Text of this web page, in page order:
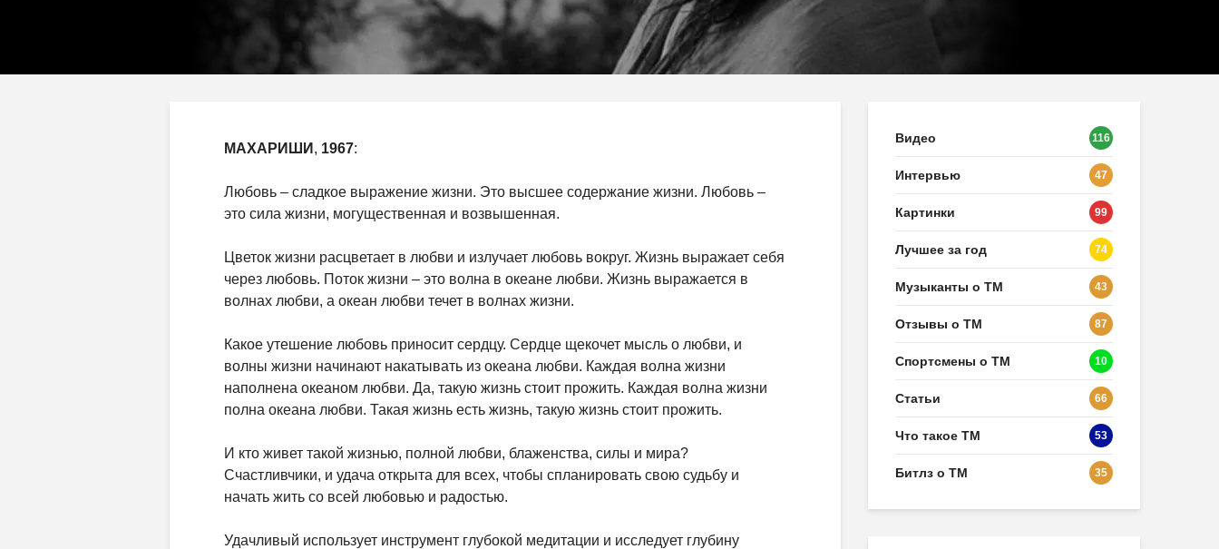
МАХАРИШИ , 1967:
Любовь – сладкое выражение жизни. Это высшее содержание жизни. Любовь –
это сила жизни, могущественная и возвышенная.
Цветок жизни расцветает в любви и излучает любовь вокруг. Жизнь выражает себя
через любовь. Поток жизни – это волна в океане любви. Жизнь выражается в
волнах любви, а океан любви течет в волнах жизни.
Какое утешение любовь приносит сердцу. Сердце щекочет мысль о любви, и
волны жизни начинают накатывать из океана любви. Каждая волна жизни
наполнена океаном любви. Да, такую ​​жизнь стоит прожить. Каждая волна жизни
полна океана любви. Такая жизнь есть жизнь, такую ​​жизнь стоит прожить.
И кто живет такой жизнью, полной любви, блаженства, силы и мира?
Счастливчики, и удача открыта для всех, чтобы спланировать свою судьбу и
начать жить со всей любовью и радостью.
Удачливый использует инструмент глубокой медитации и исследует глубину
Видео 116
Интервью 47
Картинки 99
Лучшее за год 74
Музыканты о ТМ 43
Отзывы о ТМ 87
Спортсмены о ТМ 10
Статьи 66
Что такое ТМ 53
Битлз о ТМ 35